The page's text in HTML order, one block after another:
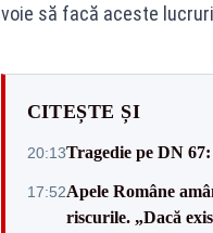
voie să facă aceste lucruri
CITEȘTE ȘI
20:13Tragedie pe DN
17:52Apele Române
riscurile. „Dacă